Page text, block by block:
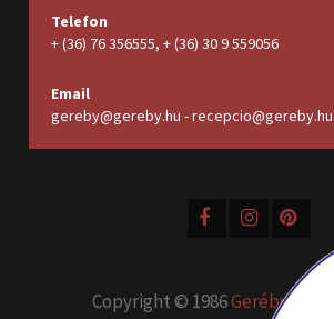
Telefon
+ (36) 76 356555, + (36) 30 9 559056
Email
gereby@gereby.hu - recepcio@gereby.hu
Copyright © 1986Geréby Kúria